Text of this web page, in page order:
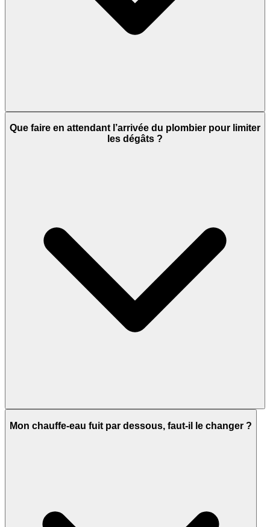
Que faire en attendant l’arrivée du plombier pour limiter
les dégâts ?
Mon chauffe-eau fuit par dessous, faut-il le changer ?